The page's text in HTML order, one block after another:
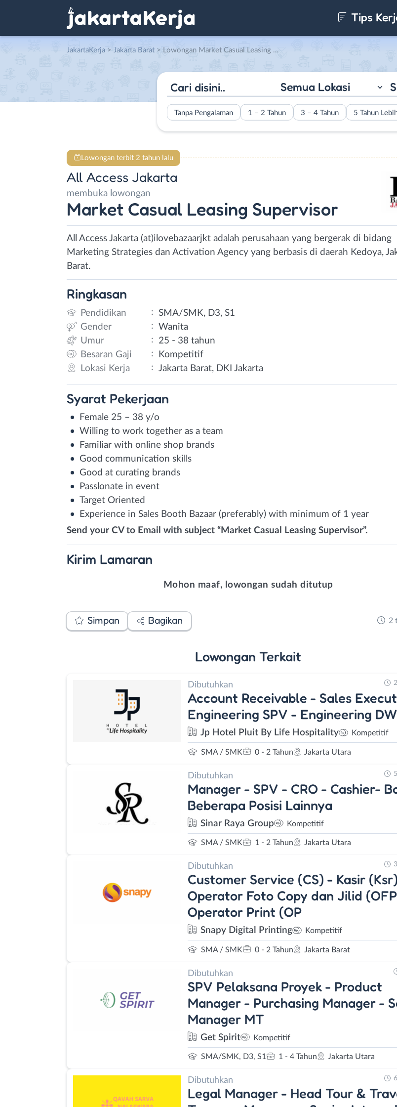
Tips
JakartaKerja > Jakarta Barat > Lowongan Market Casual Leasing Supervisor di All Access Jakarta
Semua Lokasi
Tanpa Pengalaman 1 – 2 Tahun 3 – 4 Tahun 5 Tahun
Lowongan terbit 2 tahun lalu
All Access Jakarta
membuka lowongan
Market Casual Leasing Supervisor
All Access Jakarta (at)ilovebazaarjkt adalah perusahaan yang bergerak di bidang
Marketing Strategies dan Activation Agency yang berbasis di daerah Kedoya,
Barat.
Ringkasan
Pendidikan : SMA/SMK, D3, S1
Gender
: Wanita
Umur
:
25 - 38 tahun
Besaran Gaji
:
Kompetitif
Lokasi Kerja
: Jakarta Barat, DKI Jakarta
Syarat Pekerjaan
Female 25 – 38 y/o
Willing to work together as a team
Familiar with online shop brands
Good communication skills
Good at curating brands
Passlonate in event
Target Oriented
Experience in Sales Booth Bazaar (preferably) with minimum of 1 year
Send your CV to Email with subject “Market Casual Leasing Supervisor”.
Kirim Lamaran
Mohon maaf, lowongan sudah ditutup
Simpan Bagikan 2
Lowongan Terkait
Dibutuhkan
Account Receivable - Sales
Engineering SPV - Engineering DW
Jp Hotel Pluit By Life Hospitality Kompetitif
SMA / SMK 0 - 2 Tahun Jakarta Utara
Dibutuhkan
Manager - SPV - CRO - Cashier-
Beberapa Posisi Lainnya
Sinar Raya Group Kompetitif
SMA / SMK 1 - 2 Tahun Jakarta Utara
Dibutuhkan
Customer Service (CS) - Kasir
Operator Foto Copy dan Jilid
Operator Print (OP
Snapy Digital Printing Kompetitif
SMA / SMK 0 - 2 Tahun Jakarta Barat
Dibutuhkan
SPV Pelaksana Proyek - Product
Manager - Purchasing Manager -
Manager MT
Get Spirit Kompetitif
SMA/SMK, D3, S1 1 - 4 Tahun Jakarta Utara
Dibutuhkan
Legal Manager - Head Tour &